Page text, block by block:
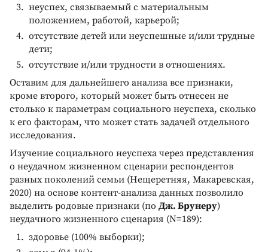
неуспех, связываемый с материальным
положением, работой, карьерой;
отсутствие детей или неуспешные и/или трудные
дети;
отсутствие и/или трудности в отношениях.
Оставим для дальнейшего анализа все признаки,
кроме второго, который может быть отнесен не
столько к параметрам социального неуспеха, сколько
к его факторам, что может стать задачей отдельного
исследования.
Изучение социального неуспеха через представления
о неудачном жизненном сценарии респондентов
разных поколений семьи (Нещеретняя, Макаревская,
2020) на основе контент-анализа данных позволило
выделить родовые признаки (по Дж. Брунеру)
неудачного жизненного сценария (N=189):
здоровье (100% выборки);